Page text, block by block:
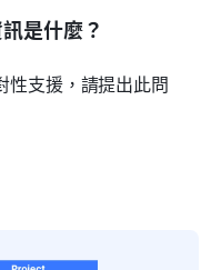
是什麼？
性支援，請提出此問